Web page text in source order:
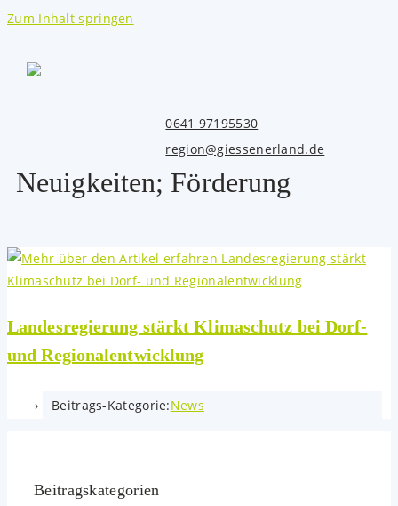
Zum Inhalt springen
0641 97195530
region@giessenerland.de
Neuigkeiten; Förderung
Landesregierung stärkt Klimaschutz bei Dorf-
und Regionalentwicklung
Beitrags-Kategorie:News
Beitrags­kategorien